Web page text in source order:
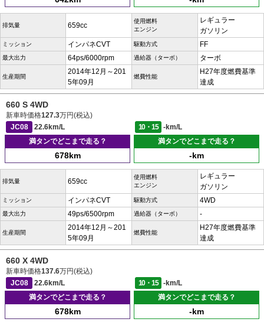
排気量 659cc
使用燃料
エンジン
レギュラー
ガソリン
ミッション インパネCVT 駆動方式 FF
最大出力 64ps/6000rpm 過給器（ターボ） ターボ
生産期間
2014年12月～201
5年09月
燃費性能
H27年度燃費基準
達成
660 S 4WD
新車時価格127.3万円(税込)
JC08
22.6km/L 10・15
-km/L
満タンでどこまで走る？
678km
満タンでどこまで走る？
-km
排気量 659cc
使用燃料
エンジン
レギュラー
ガソリン
ミッション インパネCVT 駆動方式 4WD
最大出力 49ps/6500rpm 過給器（ターボ） -
生産期間
2014年12月～201
5年09月
燃費性能
H27年度燃費基準
達成
660 X 4WD
新車時価格137.6万円(税込)
JC08
22.6km/L 10・15
-km/L
満タンでどこまで走る？
678km
満タンでどこまで走る？
-km